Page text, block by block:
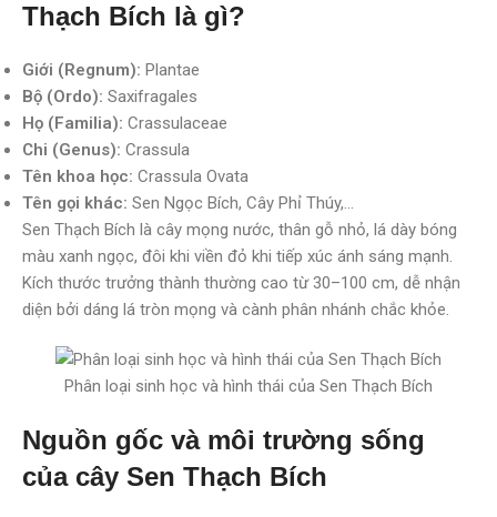
Thạch Bích là gì?
Giới (Regnum): Plantae
Bộ (Ordo): Saxifragales
Họ (Familia): Crassulaceae
Chi (Genus): Crassula
Tên khoa học: Crassula Ovata
Tên gọi khác: Sen Ngọc Bích, Cây Phỉ Thúy,…
Sen Thạch Bích là cây mọng nước, thân gỗ nhỏ, lá dày bóng
màu xanh ngọc, đôi khi viền đỏ khi tiếp xúc ánh sáng mạnh.
Kích thước trưởng thành thường cao từ 30–100 cm, dễ nhận
diện bởi dáng lá tròn mọng và cành phân nhánh chắc khỏe.
Phân loại sinh học và hình thái của Sen Thạch Bích
Nguồn gốc và môi trường sống
của cây Sen Thạch Bích